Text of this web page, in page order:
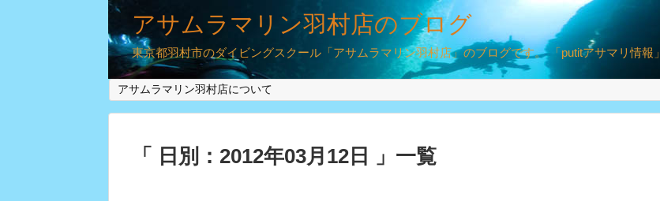
アサムラマリン羽村店のブログ
東京都羽村市のダイビングスクール「アサムラマリン羽村店」のブログです。 「putitアサマリ情報」
アサムラマリン羽村店について
「 日別：2012年03月12日 」一覧